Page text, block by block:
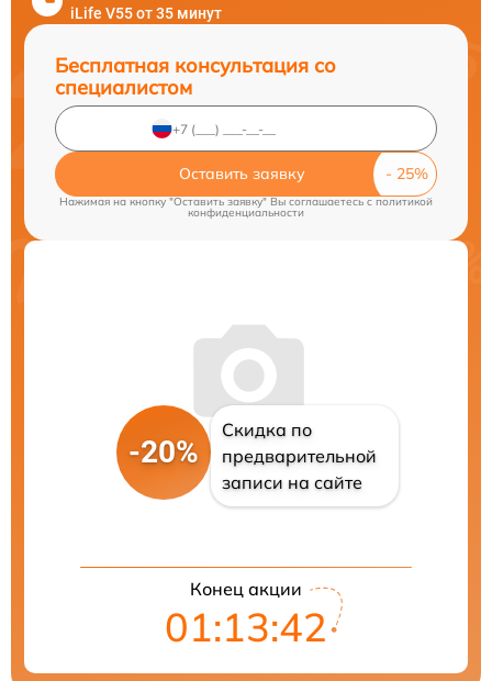
iLife V55 от 35 минут
Бесплатная консультация со
специалистом
Оставить заявку
Нажимая на кнопку "Оставить заявку" Вы соглашаетесь c политикой
конфиденциальности
-20%
Скидка по
предварительной
записи на сайте
Конец акции
01:13:41